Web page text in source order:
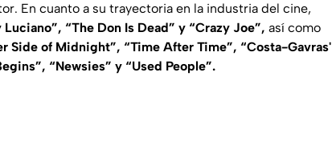
En cuanto a su trayectoria en la industria del cine,
Luciano”, “The Don Is Dead” y “Crazy Joe”, así como
Side of Midnight”, “Time After Time”, “Costa-Gavras'
“Newsies” y “Used People”.